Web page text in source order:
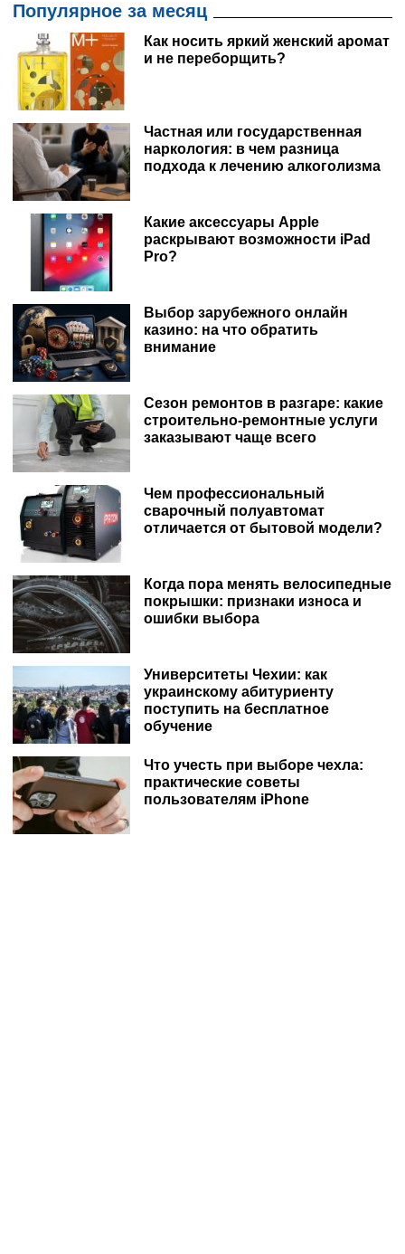
Популярное за месяц
Как носить яркий женский аромат
и не переборщить?
Частная или государственная
наркология: в чем разница
подхода к лечению алкоголизма
Какие аксессуары Apple
раскрывают возможности iPad
Pro?
Выбор зарубежного онлайн
казино: на что обратить
внимание
Сезон ремонтов в разгаре: какие
строительно-ремонтные услуги
заказывают чаще всего
Чем профессиональный
сварочный полуавтомат
отличается от бытовой модели?
Когда пора менять велосипедные
покрышки: признаки износа и
ошибки выбора
Университеты Чехии: как
украинскому абитуриенту
поступить на бесплатное
обучение
Что учесть при выборе чехла:
практические советы
пользователям iPhone